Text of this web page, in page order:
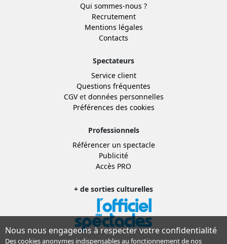
Qui sommes-nous ?
Recrutement
Mentions légales
Contacts
Spectateurs
Service client
Questions fréquentes
CGVet données personnelles
Préférences des cookies
Professionnels
Référencer un spectacle
Publicité
Accès PRO
+ de sorties culturelles
Nous nous engageons à respecter votre confidentialité
Des cookies anonymes indispensables au fonctionnement de nos